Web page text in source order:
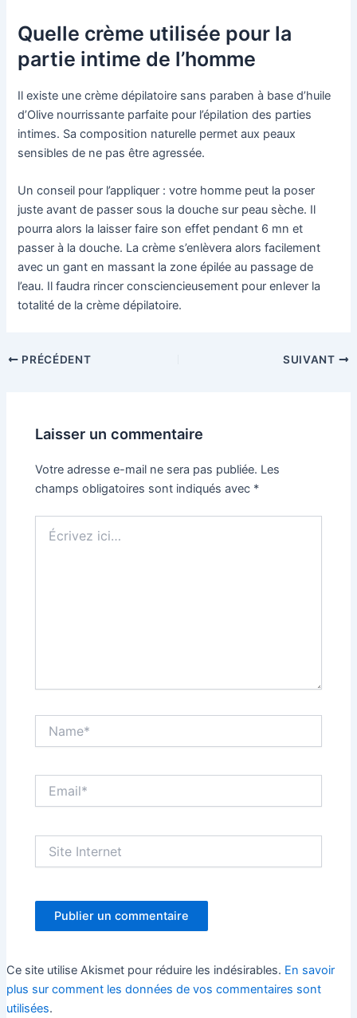
Quelle crème utilisée pour la
partie intime de l’homme
Il existe une crème dépilatoire sans paraben à base d’huile
d’Olive nourrissante parfaite pour l’épilation des parties
intimes. Sa composition naturelle permet aux peaux
sensibles de ne pas être agressée.
Un conseil pour l’appliquer : votre homme peut la poser
juste avant de passer sous la douche sur peau sèche. Il
pourra alors la laisser faire son effet pendant 6 mn et
passer à la douche. La crème s’enlèvera alors facilement
avec un gant en massant la zone épilée au passage de
l’eau. Il faudra rincer consciencieusement pour enlever la
totalité de la crème dépilatoire.
Navigation
PRÉCÉDENT SUIVANT
Laisser un commentaire
Votre adresse e-mail ne sera pas publiée. Les
champs obligatoires sont indiqués avec *
ici…
Internet
Ce site utilise Akismet pour réduire les indésirables. En savoir
plus sur comment les données de vos commentaires sont
utilisées.